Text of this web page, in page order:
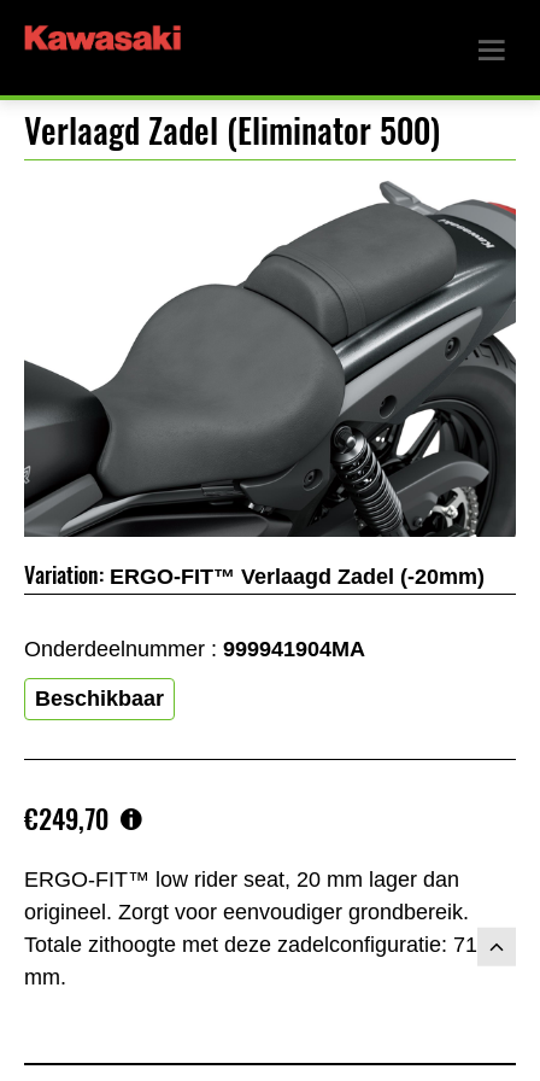
Verlaagd Zadel (Eliminator 500)
ERGO-FIT™ low rider seat, 20 mm lager dan
origineel. Zorgt voor eenvoudiger grondbereik.
Totale zithoogte met deze zadelconfiguratie: 715
mm.
€249,70
Variation: ERGO-FIT™ Verlaagd Zadel (-20mm)
Onderdeelnummer : 999941904MA
Beschikbaar